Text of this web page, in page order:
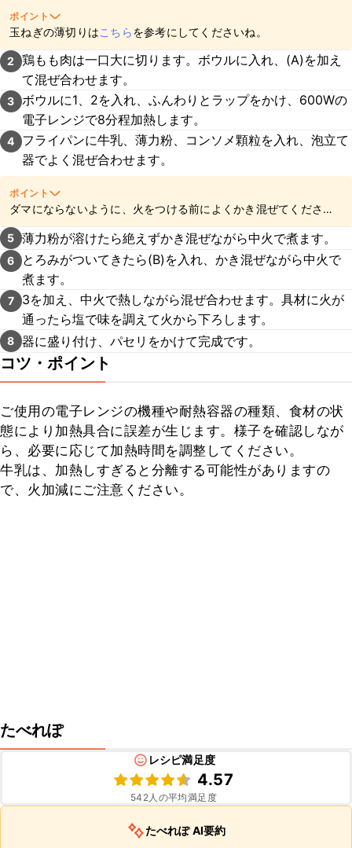
ポイント
玉ねぎの薄切りはこちらを参考にしてくださいね。
2
鶏もも肉は一口大に切ります。ボウルに入れ、(A)を加え
て混ぜ合わせます。
3 ボウルに1、2を入れ、ふんわりとラップをかけ、600Wの
電子レンジで8分程加熱します。
4
フライパンに牛乳、薄力粉、コンソメ顆粒を入れ、泡立て
器でよく混ぜ合わせます。
ポイント
ダマにならないように、火をつける前によくかき混ぜてください
ね。
5 薄力粉が溶けたら絶えずかき混ぜながら中火で煮ます。
6
とろみがついてきたら(B)を入れ、かき混ぜながら中火で
煮ます。
7
3を加え、中火で熱しながら混ぜ合わせます。具材に火が
通ったら塩で味を調えて火から下ろします。
8 器に盛り付け、パセリをかけて完成です。
コツ・ポイント
ご使用の電子レンジの機種や耐熱容器の種類、食材の状
態により加熱具合に誤差が生じます。様子を確認しなが
ら、必要に応じて加熱時間を調整してください。
牛乳は、加熱しすぎると分離する可能性がありますの
で、火加減にご注意ください。
たべれぽ
レシピ満足度
4.57
542人の平均満足度
たべれぽ AI要約